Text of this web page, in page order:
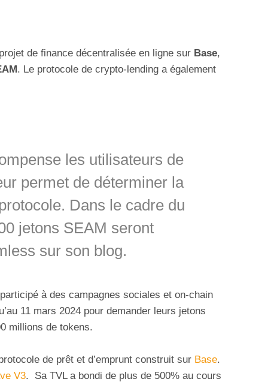
de finance décentralisée en ligne sur Base,
. Le protocole de crypto-lending a également
les utilisateurs de
permet de déterminer la
Dans le cadre du
jetons SEAM seront
sur son blog.
à des campagnes sociales et on-chain
11 mars 2024 pour demander leurs jetons
millions de tokens.
de prêt et d’emprunt construit sur Base.
V3. Sa TVL a bondi de plus de 500% au cours